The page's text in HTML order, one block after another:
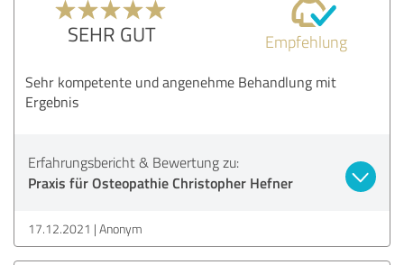
SEHR GUT Empfehlung
Sehr kompetente und angenehme Behandlung mit
Ergebnis
Erfahrungsbericht & Bewertung zu:
Praxis für Osteopathie Christopher Hefner
17.12.2021 Anonym